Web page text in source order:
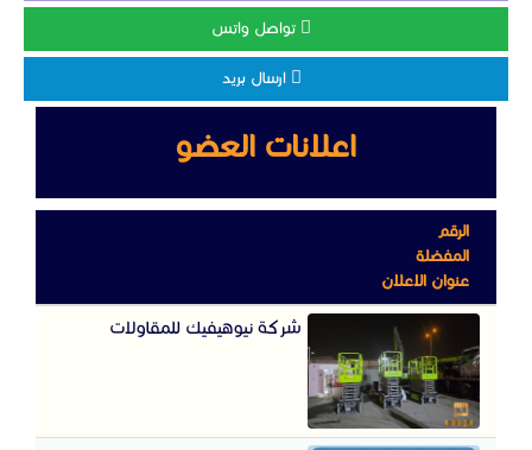
تواصل واتس
ارسال بريد
اعلانات العضو
الرقم
المفضلة
عنوان الاعلان
شركة نيوهيفيك للمقاولات